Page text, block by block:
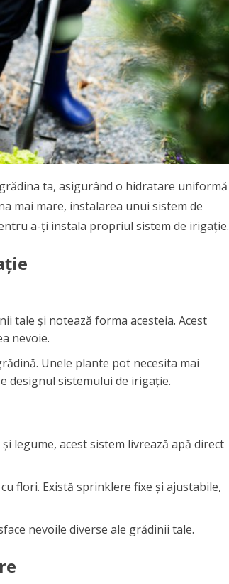
ta, asigurând o hidratare uniformă
mai mare, instalarea unui sistem de
a-ți instala propriul sistem de irigație.
tale și notează forma acesteia. Acest
nevoie.
Unele plante pot necesita mai
designul sistemului de irigație.
legume, acest sistem livrează apă direct
flori. Există sprinklere fixe și ajustabile,
nevoile diverse ale grădinii tale.